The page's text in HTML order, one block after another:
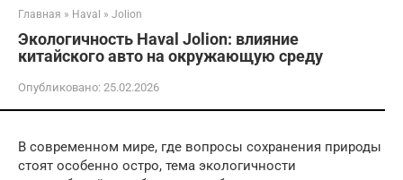
Главная » Haval » Jolion
Экологичность Haval Jolion: влияние
китайского авто на окружающую среду
Опубликовано: 25.02.2026
В современном мире, где вопросы сохранения природы
стоят особенно остро, тема экологичности